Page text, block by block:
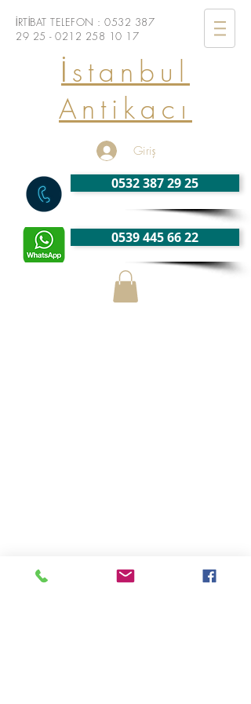
İRTİBAT TELEFON :0532 387
29 25 - 0212 258 10 17
İstanbul
Antikacı
Giriş
0532 387 29 25
0539 445 66 22